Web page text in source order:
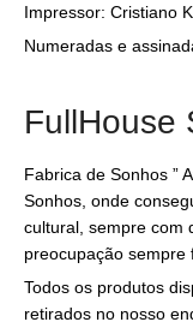
Impressor: Cristiano
Numeradas e
FullHouse
Fabrica de Sonhos ”
Sonhos, onde
cultural, sempre com
preocupação sempre
Todos os produtos
retirados no nosso